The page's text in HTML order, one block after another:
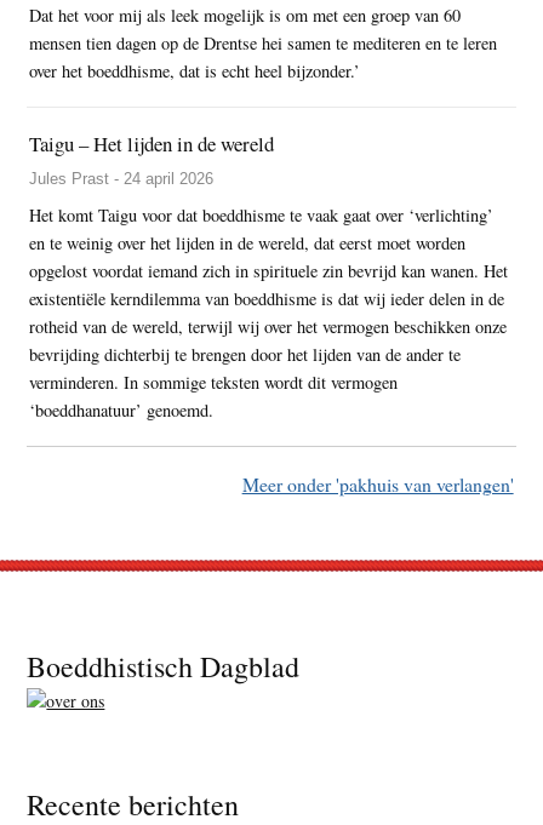
Dat het voor mij als leek mogelijk is om met een groep van 60
mensen tien dagen op de Drentse hei samen te mediteren en te leren
over het boeddhisme, dat is echt heel bijzonder.’
Taigu – Het lijden in de wereld
Jules Prast - 24 april 2026
Het komt Taigu voor dat boeddhisme te vaak gaat over ‘verlichting’
en te weinig over het lijden in de wereld, dat eerst moet worden
opgelost voordat iemand zich in spirituele zin bevrijd kan wanen. Het
existentiële kerndilemma van boeddhisme is dat wij ieder delen in de
rotheid van de wereld, terwijl wij over het vermogen beschikken onze
bevrijding dichterbij te brengen door het lijden van de ander te
verminderen. In sommige teksten wordt dit vermogen
‘boeddhanatuur’ genoemd.
Meer onder 'pakhuis van verlangen'
Footer
Boeddhistisch Dagblad
Recente berichten